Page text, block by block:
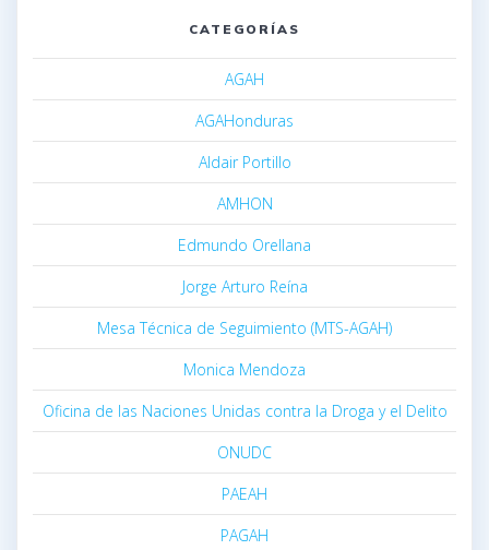
CATEGORÍAS
AGAH
AGAHonduras
Aldair Portillo
AMHON
Edmundo Orellana
Jorge Arturo Reína
Mesa Técnica de Seguimiento (MTS-AGAH)
Monica Mendoza
Oficina de las Naciones Unidas contra la Droga y el Delito
ONUDC
PAEAH
PAGAH